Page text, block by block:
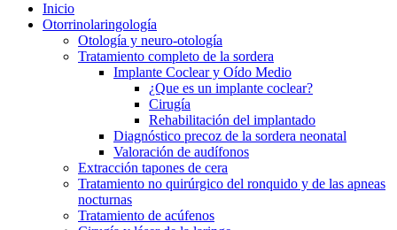
Inicio
Otorrinolaringología
Otología y neuro-otología
Tratamiento completo de la sordera
Implante Coclear y Oído Medio
¿Que es un implante coclear?
Cirugía
Rehabilitación del implantado
Diagnóstico precoz de la sordera neonatal
Valoración de audífonos
Extracción tapones de cera
Tratamiento no quirúrgico del ronquido y de las apneas
nocturnas
Tratamiento de acúfenos